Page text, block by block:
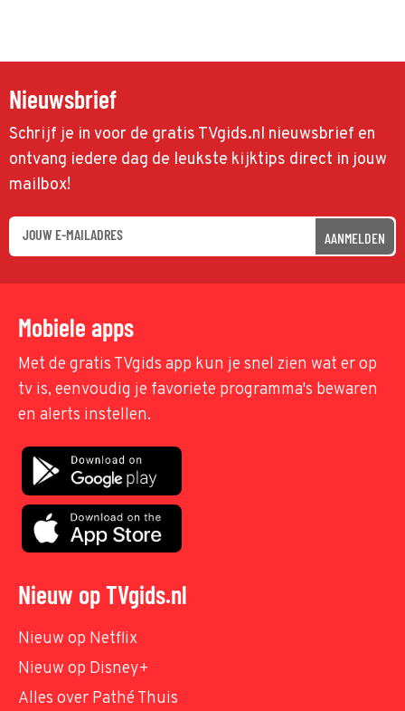
Nieuwsbrief
Schrijf je in voor de gratis TVgids.nl nieuwsbrief en
ontvang iedere dag de leukste kijktips direct in jouw
mailbox!
AANMELDEN
Mobiele apps
Met de gratis TVgids app kun je snel zien wat er op
tv is, eenvoudig je favoriete programma's bewaren
en alerts instellen.
Nieuw op TVgids.nl
Nieuw op Netflix
Nieuw op Disney+
Alles over Pathé Thuis